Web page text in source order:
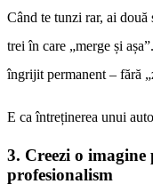
Când te tunzi rar, ai
trei în care „merge și
îngrijit permanent – fără
E ca întreținerea unui
3. Creezi o imagine
profesionalism